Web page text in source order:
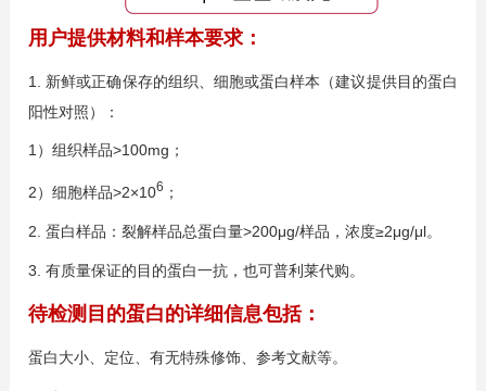
用户提供材料和样本要求：
1. 新鲜或正确保存的组织、细胞或蛋白样本（建议提供目的蛋白
阳性对照）：
1）组织样品>100mg；
2）细胞样品>2×106 ；
2. 蛋白样品：裂解样品总蛋白量>200μg/样品，浓度≥2μg/μl。
3. 有质量保证的目的蛋白一抗，也可普利莱代购。
待检测目的蛋白的详细信息包括：
蛋白大小、定位、有无特殊修饰、参考文献等。